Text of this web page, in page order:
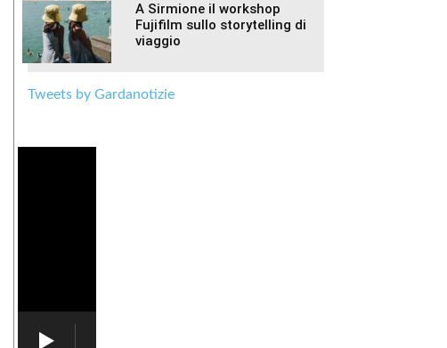
A Sirmione il workshop
Fujifilm sullo storytelling di
viaggio
Tweets by Gardanotizie